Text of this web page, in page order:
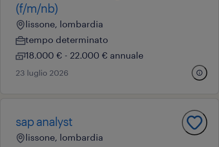
(f/m/nb)
lissone, lombardia
tempo determinato
18.000 € - 22.000 € annuale
23 luglio 2026
sap analyst
lissone, lombardia